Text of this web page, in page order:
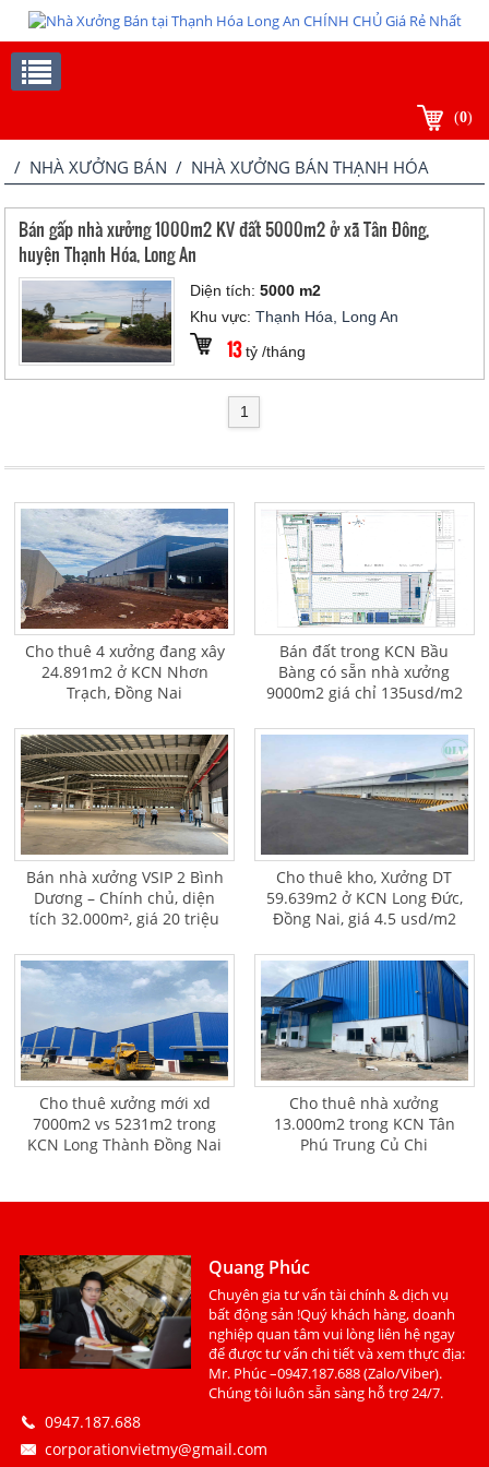
(0)
/ NHÀ XƯỞNG BÁN / NHÀ XƯỞNG BÁN THẠNH HÓA
Bán gấp nhà xưởng 1000m2 KV đất 5000m2 ở xã Tân Đông,
huyện Thạnh Hóa, Long An
Diện tích:5000 m2
Khu vực:Thạnh Hóa, Long An
13tỷ /tháng
1
Cho thuê 4 xưởng đang xây
24.891m2 ở KCN Nhơn
Trạch, Đồng Nai
Bán đất trong KCN Bầu
Bàng có sẵn nhà xưởng
9000m2 giá chỉ 135usd/m2
Bán nhà xưởng VSIP 2 Bình
Dương – Chính chủ, diện
tích 32.000m², giá 20 triệu
Cho thuê kho, Xưởng DT
59.639m2 ở KCN Long Đức,
Đồng Nai, giá 4.5 usd/m2
Cho thuê xưởng mới xd
7000m2 vs 5231m2 trong
KCN Long Thành Đồng Nai
Cho thuê nhà xưởng
13.000m2 trong KCN Tân
Phú Trung Củ Chi
Quang Phúc
Chuyên gia tư vấn tài chính & dịch vụ
bất động sản !Quý khách hàng, doanh
nghiệp quan tâm vui lòng liên hệ ngay
để được tư vấn chi tiết và xem thực địa:
Mr. Phúc –0947.187.688 (Zalo/Viber).
Chúng tôi luôn sẵn sàng hỗ trợ 24/7.
0947.187.688
corporationvietmy@gmail.com